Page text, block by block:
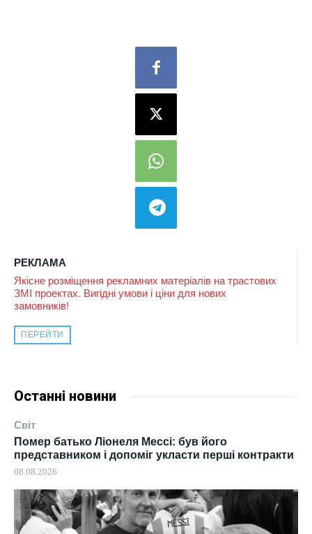
РЕКЛАМА
Якісне розміщення рекламних матеріалів на трастових
ЗМІ проектах. Вигідні умови і ціни для нових
замовників!
ПЕРЕЙТИ
Останні новини
Світ
Помер батько Ліонеля Мессі: був його
представником і допоміг укласти перші контракти
08.08.2026